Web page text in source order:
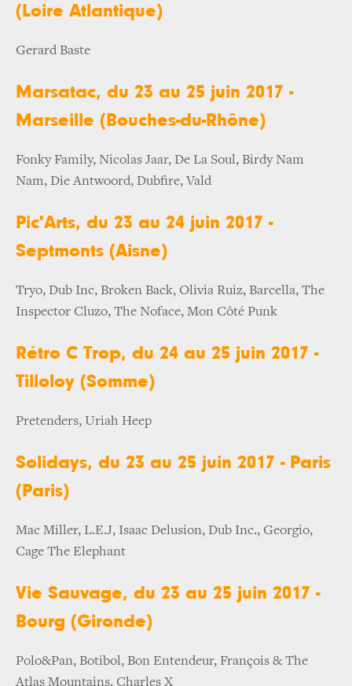
(Loire Atlantique)
Gerard Baste
Marsatac, du 23 au 25 juin 2017 -
Marseille (Bouches-du-Rhône)
Fonky Family, Nicolas Jaar, De La Soul, Birdy Nam
Nam, Die Antwoord, Dubfire, Vald
Pic'Arts, du 23 au 24 juin 2017 -
Septmonts (Aisne)
Tryo, Dub Inc, Broken Back, Olivia Ruiz, Barcella, The
Inspector Cluzo, The Noface, Mon Côté Punk
Rétro C Trop, du 24 au 25 juin 2017 -
Tilloloy (Somme)
Pretenders, Uriah Heep
Solidays, du 23 au 25 juin 2017 - Paris
(Paris)
Mac Miller, L.E.J, Isaac Delusion, Dub Inc., Georgio,
Cage The Elephant
Vie Sauvage, du 23 au 25 juin 2017 -
Bourg (Gironde)
Polo&Pan, Botibol, Bon Entendeur, François & The
Atlas Mountains, Charles X